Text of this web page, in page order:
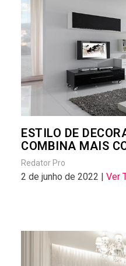
ESTILO DE
COMBINA MAIS
Redator Pro
2 de junho de 2022 | Ver